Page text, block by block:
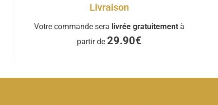
Livraison
Votre commande sera livrée gratuitement à
partir de 29.90€